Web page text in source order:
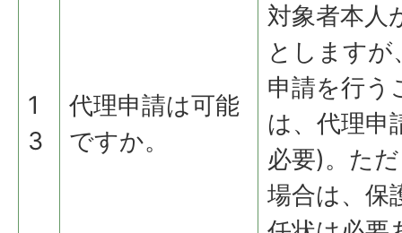
1
3
代理申請は可能
ですか。
対象者本人
とします
申請を行う
は、代理申
必要)。た
場合は、保